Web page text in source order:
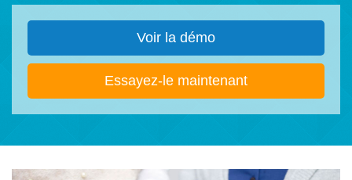
Voir la démo
Essayez-le maintenant